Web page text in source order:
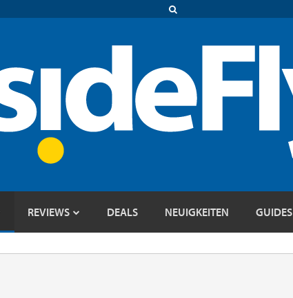
REVIEWS DEALS NEUIGKEITEN GUIDES